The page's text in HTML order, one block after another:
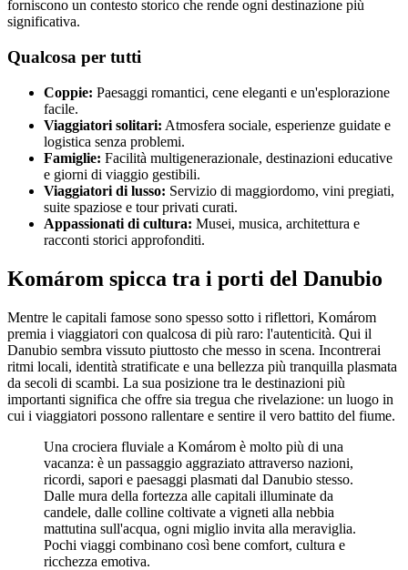
forniscono un contesto storico che rende ogni destinazione più
significativa.
Qualcosa per tutti
Coppie: Paesaggi romantici, cene eleganti e un'esplorazione
facile.
Viaggiatori solitari: Atmosfera sociale, esperienze guidate e
logistica senza problemi.
Famiglie: Facilità multigenerazionale, destinazioni educative
e giorni di viaggio gestibili.
Viaggiatori di lusso: Servizio di maggiordomo, vini pregiati,
suite spaziose e tour privati curati.
Appassionati di cultura: Musei, musica, architettura e
racconti storici approfonditi.
Komárom spicca tra i porti del Danubio
Mentre le capitali famose sono spesso sotto i riflettori, Komárom
premia i viaggiatori con qualcosa di più raro: l'autenticità. Qui il
Danubio sembra vissuto piuttosto che messo in scena. Incontrerai
ritmi locali, identità stratificate e una bellezza più tranquilla plasmata
da secoli di scambi. La sua posizione tra le destinazioni più
importanti significa che offre sia tregua che rivelazione: un luogo in
cui i viaggiatori possono rallentare e sentire il vero battito del fiume.
Una crociera fluviale a Komárom è molto più di una
vacanza: è un passaggio aggraziato attraverso nazioni,
ricordi, sapori e paesaggi plasmati dal Danubio stesso.
Dalle mura della fortezza alle capitali illuminate da
candele, dalle colline coltivate a vigneti alla nebbia
mattutina sull'acqua, ogni miglio invita alla meraviglia.
Pochi viaggi combinano così bene comfort, cultura e
ricchezza emotiva.